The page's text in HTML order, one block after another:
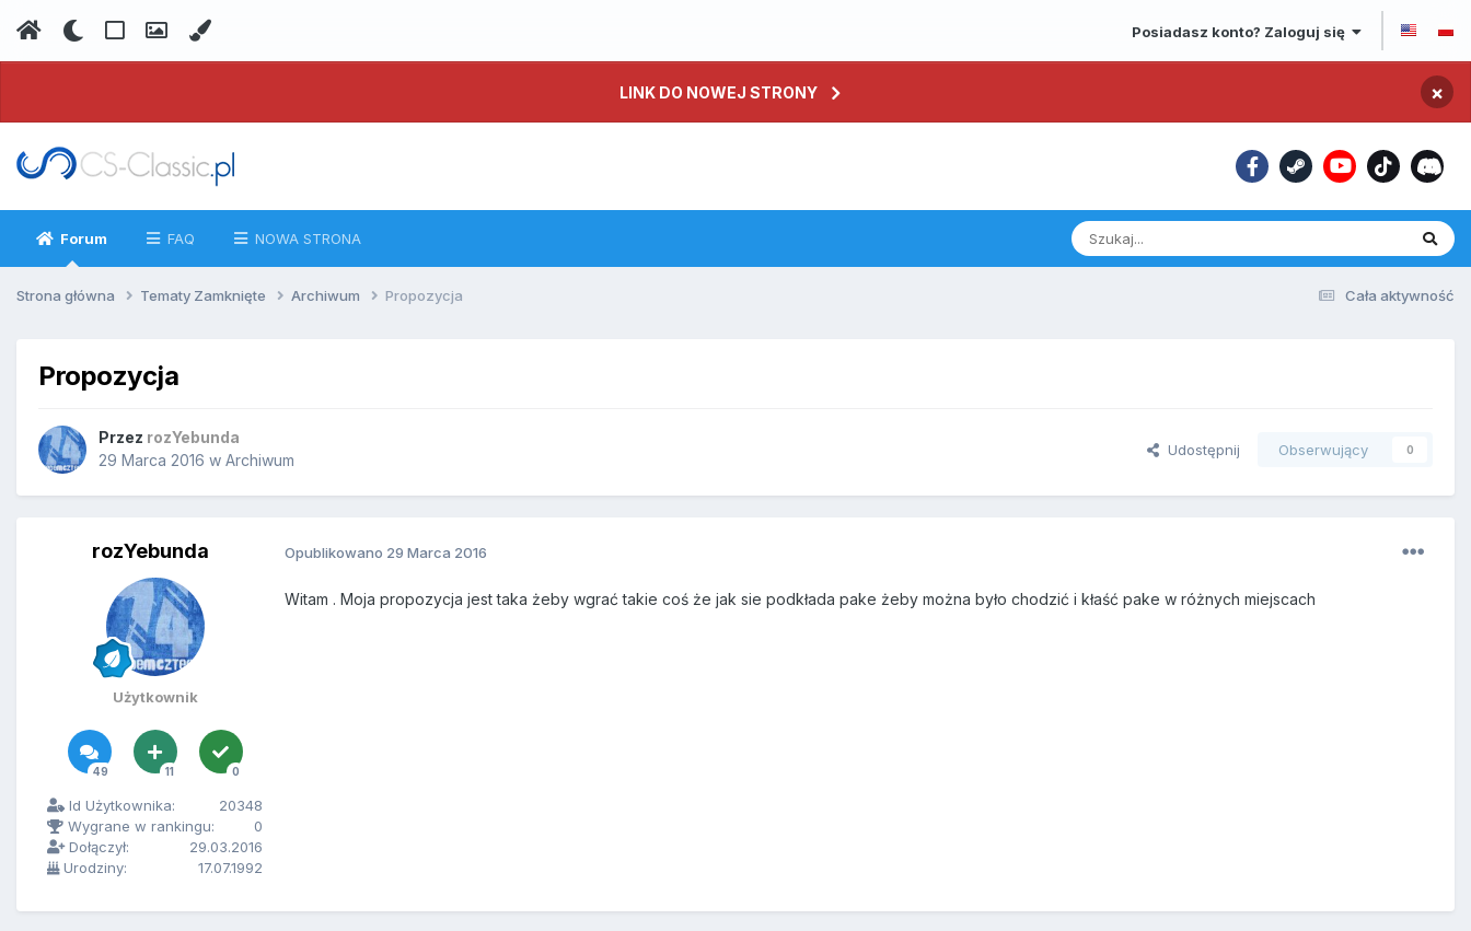
Posiadasz konto? Zaloguj się
LINK DO NOWEJ STRONY ×
Forum FAQ NOWA STRONA
Cała aktywność
Strona główna Tematy Zamknięte Archiwum Propozycja
Propozycja
Przez rozYebunda
29 Marca 2016 w Archiwum
Udostępnij Obserwujący 0
rozYebunda
Użytkownik
49 11 0
Id Użytkownika:
20348
Wygrane w rankingu:
0
Dołączył:
29.03.2016
Urodziny:
17.07.1992
Opublikowano 29 Marca 2016
Witam . Moja propozycja jest taka żeby wgrać takie coś że jak sie podkłada pake żeby można było chodzić i kłaść pake w różnych miejscach